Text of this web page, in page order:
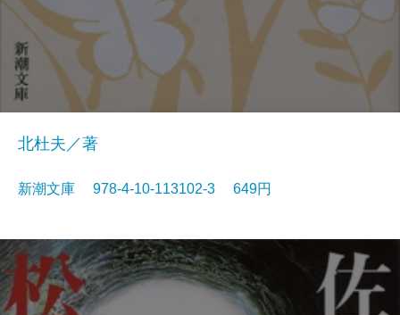
北杜夫／著
新潮文庫 978-4-10-113102-3 649円